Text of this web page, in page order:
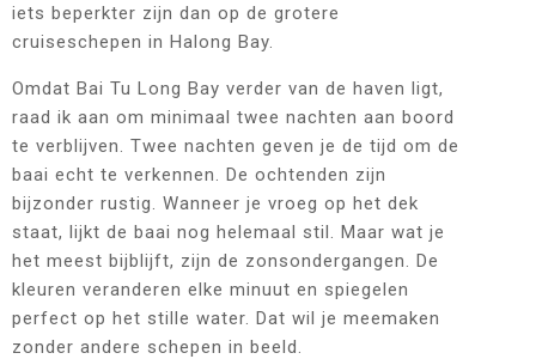
iets beperkter zijn dan op de grotere
cruiseschepen in Halong Bay.
Omdat Bai Tu Long Bay verder van de haven ligt,
raad ik aan om minimaal twee nachten aan boord
te verblijven. Twee nachten geven je de tijd om de
baai echt te verkennen. De ochtenden zijn
bijzonder rustig. Wanneer je vroeg op het dek
staat, lijkt de baai nog helemaal stil. Maar wat je
het meest bijblijft, zijn de zonsondergangen. De
kleuren veranderen elke minuut en spiegelen
perfect op het stille water. Dat wil je meemaken
zonder andere schepen in beeld.